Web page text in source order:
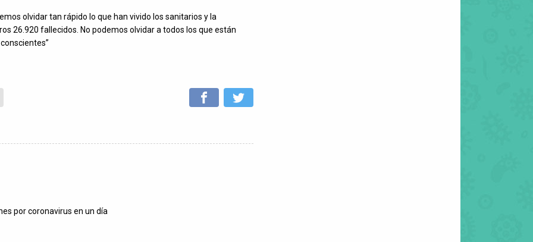
olvidar tan rápido lo que han vivido los sanitarios y la
26.920 fallecidos. No podemos olvidar a todos los que están
por coronavirus en un día